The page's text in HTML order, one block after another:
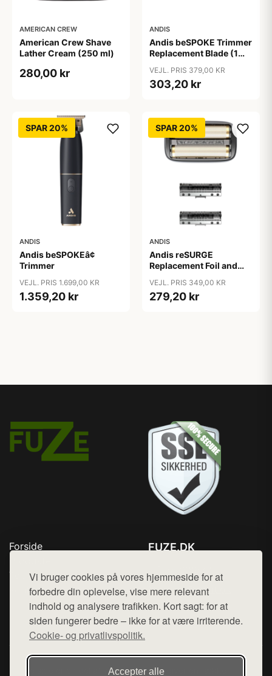
Vi bruger cookies på vores hjemmeside for at
forbedre din oplevelse, vise mere relevant
indhold og analysere trafikken. Kort sagt: for at
siden fungerer bedre – ikke for at være irriterende.
Cookie- og privatlivspolitik.
Accepter alle
AMERICAN CREW
American Crew Shave
Lather Cream (250 ml)
280,00 kr
ANDIS
Andis beSPOKE Trimmer
Replacement Blade (1
VEJL. PRIS 379,00 KR
303,20 kr
SPAR 20%
ANDIS
Andis beSPOKEâ¢
Trimmer
VEJL. PRIS 1.699,00 KR
1.359,20 kr
SPAR 20%
ANDIS
Andis reSURGE
Replacement Foil and
VEJL. PRIS 349,00 KR
279,20 kr
Forside
Top Rabatter
Kontakt
FUZE.DK
Mail: hej@want.dk
Cookie- og privatlivspolitik
Denne side er en del af want.dk, der udgiver en række